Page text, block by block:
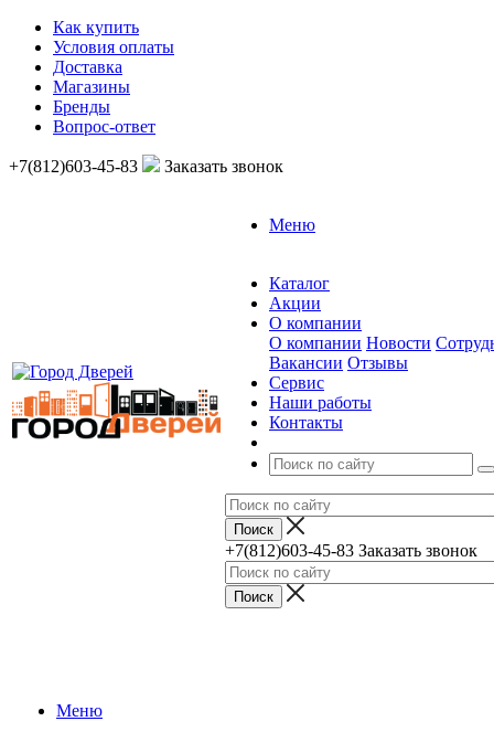
Как купить
Условия оплаты
Доставка
Магазины
Бренды
Вопрос-ответ
+7(812)603-45-83 Заказать звонок
Меню
Каталог
Акции
О компании
О компании Новости
Вакансии Отзывы
Сервис
Наши работы
Контакты
+7(812)603-45-83 Заказать звонок
Меню